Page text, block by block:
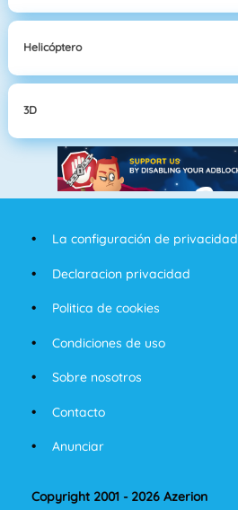
Helicóptero
3D
La configuración de privacidad
Declaracion privacidad
Politica de cookies
Condiciones de uso
Sobre nosotros
Contacto
Anunciar
Copyright 2001 - 2026 Azerion